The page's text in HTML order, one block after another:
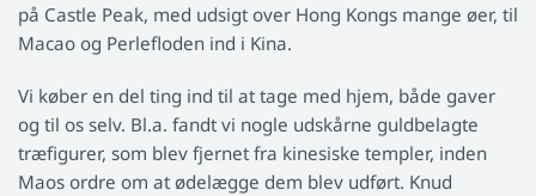
på Castle Peak, med udsigt over Hong Kongs mange øer, til
Macao og Perlefloden ind i Kina.
Vi køber en del ting ind til at tage med hjem, både gaver
og til os selv. Bl.a. fandt vi nogle udskårne guldbelagte
træfigurer, som blev fjernet fra kinesiske templer, inden
Maos ordre om at ødelægge dem blev udført. Knud